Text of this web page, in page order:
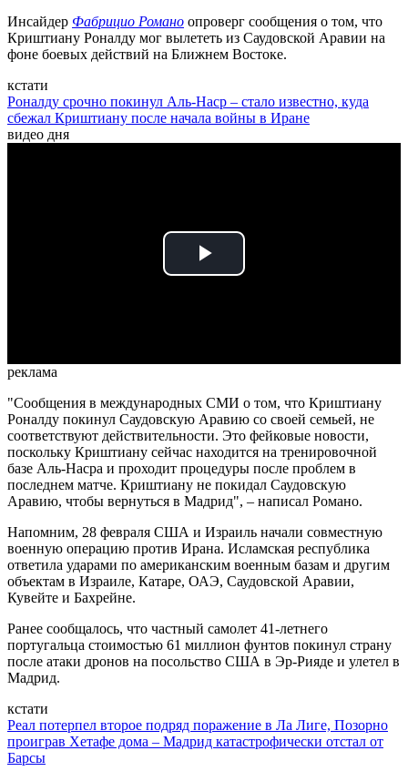
Инсайдер Фабрицио Романо опроверг сообщения о том, что
Криштиану Роналду мог вылететь из Саудовской Аравии на
фоне боевых действий на Ближнем Востоке.
кстати
Роналду срочно покинул Аль-Наср – стало известно, куда
сбежал Криштиану после начала войны в Иране
видео дня
Play
реклама
"Сообщения в международных СМИ о том, что Криштиану
Роналду покинул Саудовскую Аравию со своей семьей, не
соответствуют действительности. Это фейковые новости,
поскольку Криштиану сейчас находится на тренировочной
базе Аль-Насра и проходит процедуры после проблем в
последнем матче. Криштиану не покидал Саудовскую
Аравию, чтобы вернуться в Мадрид", – написал Романо.
Напомним, 28 февраля США и Израиль начали совместную
военную операцию против Ирана. Исламская республика
ответила ударами по американским военным базам и другим
объектам в Израиле, Катаре, ОАЭ, Саудовской Аравии,
Кувейте и Бахрейне.
Ранее сообщалось, что частный самолет 41-летнего
португальца стоимостью 61 миллион фунтов покинул страну
после атаки дронов на посольство США в Эр-Рияде и улетел в
Мадрид.
кстати
Реал потерпел второе подряд поражение в Ла Лиге, Позорно
проиграв Хетафе дома – Мадрид катастрофически отстал от
Барсы